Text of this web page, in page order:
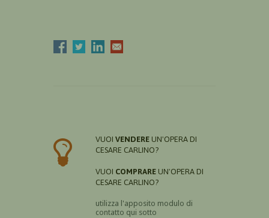
VUOI VENDERE UN'OPERA DI
CESARE CARLINO?
VUOI COMPRARE UN'OPERA DI
CESARE CARLINO?
utilizza l'apposito modulo di
contatto qui sotto